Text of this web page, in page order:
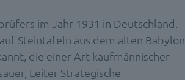
im Jahr 1931 in Deutschland.
Steintafeln aus dem alten Babylon
die einer Art kaufmännischer
Leiter Strategische